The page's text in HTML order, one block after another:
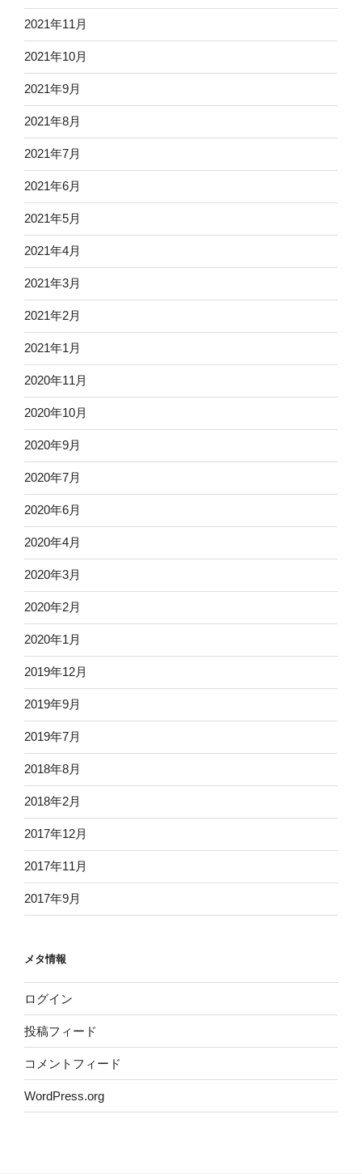
2021年11月
2021年10月
2021年9月
2021年8月
2021年7月
2021年6月
2021年5月
2021年4月
2021年3月
2021年2月
2021年1月
2020年11月
2020年10月
2020年9月
2020年7月
2020年6月
2020年4月
2020年3月
2020年2月
2020年1月
2019年12月
2019年9月
2019年7月
2018年8月
2018年2月
2017年12月
2017年11月
2017年9月
メタ情報
ログイン
投稿フィード
コメントフィード
WordPress.org